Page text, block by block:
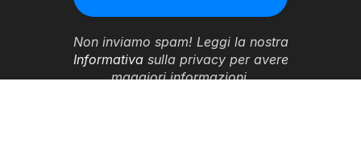
Non inviamo spam! Leggi la nostra
Informativasulla privacy per avere
maggiori informazioni.